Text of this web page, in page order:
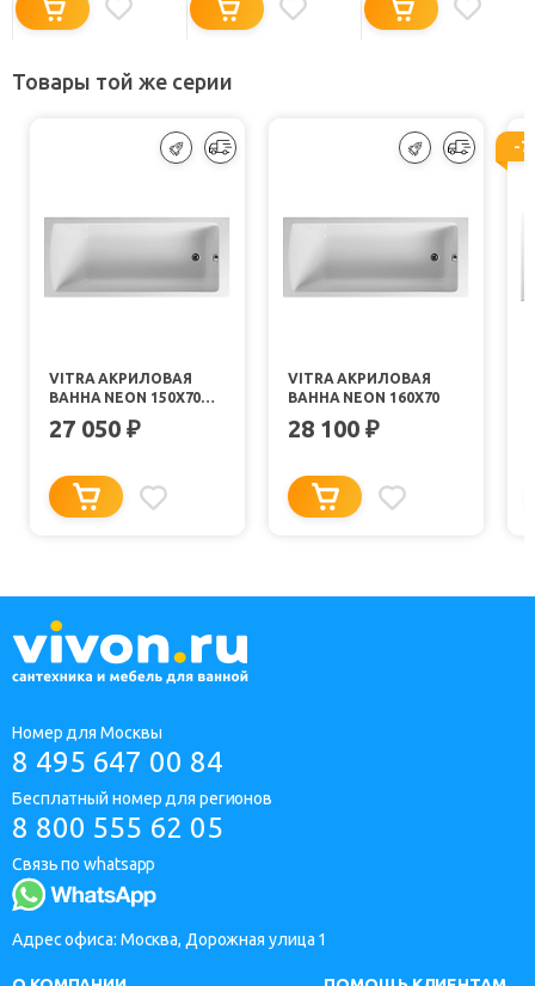
Товары той же серии
VITRA АКРИЛОВАЯ
ВАННА NEON 150X70
52510001000
27 050 ₽
VITRA АКРИЛОВАЯ
ВАННА NEON 160X70
28 100 ₽
-
Номер для Москвы
8 495 647 00 84
Бесплатный номер для регионов
8 800 555 62 05
Связь по whatsapp
Адрес офиса: Москва, Дорожная улица 1